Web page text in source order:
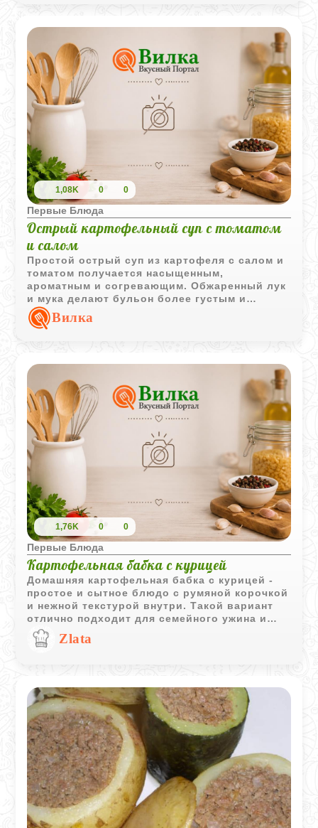
неповторимым. Попробуйте этот рецепт и
наслаждайтесь каждым кусочком!
1,08K 0 0
Первые Блюда
Острый картофельный суп с томатом
и салом
Простой острый суп из картофеля с салом и
томатом получается насыщенным,
ароматным и согревающим. Обжаренный лук
и мука делают бульон более густым и
выразительным, а красный перец придает
блюду приятную пикантность.
Вилка
1,76K 0 0
Первые Блюда
Картофельная бабка с курицей
Домашняя картофельная бабка с курицей -
простое и сытное блюдо с румяной корочкой
и нежной текстурой внутри. Такой вариант
отлично подходит для семейного ужина и
хорошо сочетается со сметаной, свежими
овощами или зеленью.
Zlata